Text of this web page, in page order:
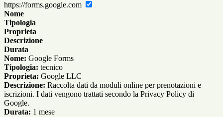
https://forms.google.com
Nome
Tipologia
Proprieta
Descrizione
Durata
Nome: Google Forms
Tipologia: tecnico
Proprieta: Google LLC
Descrizione: Raccolta dati da moduli online per prenotazioni e
iscrizioni. I dati vengono trattati secondo la Privacy Policy di
Google.
Durata: 1 mese